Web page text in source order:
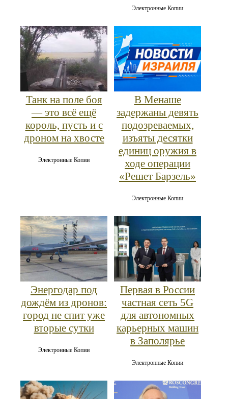
Электронные Копии
Танк на поле боя
— это всё ещё
король, пусть и с
дроном на хвосте
Электронные Копии
В Менаше
задержаны девять
подозреваемых,
изъяты десятки
единиц оружия в
ходе операции
«Решет Барзель»
Электронные Копии
Энергодар под
дождём из дронов:
город не спит уже
вторые сутки
Электронные Копии
Первая в России
частная сеть 5G
для автономных
карьерных машин
в Заполярье
Электронные Копии